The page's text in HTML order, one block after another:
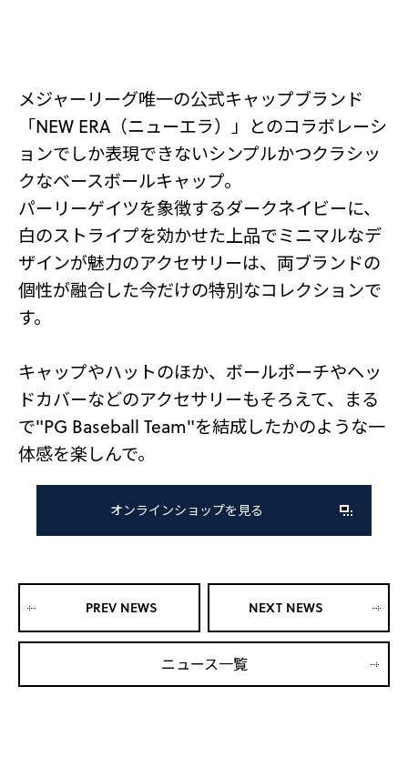
メジャーリーグ唯一の公式キャップブランド
「NEW ERA（ニューエラ）」とのコラボレーシ
ョンでしか表現できないシンプルかつクラシッ
クなベースボールキャップ。
パーリーゲイツを象徴するダークネイビーに、
白のストライプを効かせた上品でミニマルなデ
ザインが魅力のアクセサリーは、両ブランドの
個性が融合した今だけの特別なコレクションで
す。
キャップやハットのほか、ボールポーチやヘッ
ドカバーなどのアクセサリーもそろえて、まる
で"PG Baseball Team"を結成したかのような一
体感を楽しんで。
オンラインショップを見る
PREV NEWS NEXT NEWS
ニュース一覧